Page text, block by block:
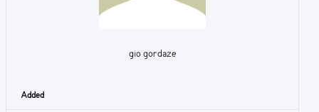
gio gordaze
Added